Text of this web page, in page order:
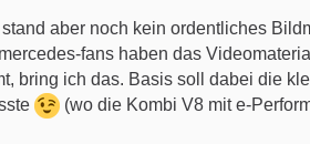
aber noch kein ordentliches
fans haben das
bring ich das. Basis soll dabei die
(wo die Kombi V8 mit e-